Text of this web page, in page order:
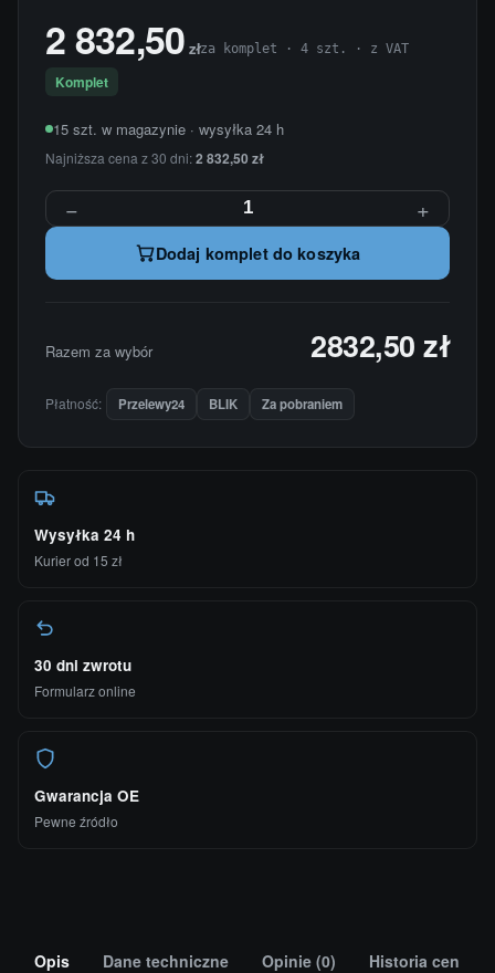
2 832,50 złza komplet · 4 szt. · z VAT
Komplet
15 szt. w magazynie · wysyłka 24 h
Najniższa cena z 30 dni:2 832,50 zł
− +
Dodaj komplet do koszyka
Razem za wybór 2832,50 zł
Płatność: Przelewy24 BLIK Za pobraniem
Wysyłka 24 h
Kurier od 15 zł
30 dni zwrotu
Formularz online
Gwarancja OE
Pewne źródło
Opis Dane techniczne Opinie (0) Historia cen